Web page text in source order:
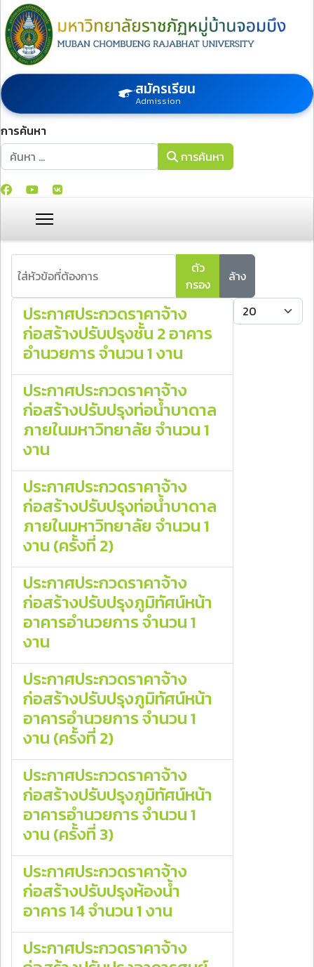
สมัครเรียน
Admission
การค้นหา
การค้นหา
การค้นหา
ตัว
กรอง
ล้าง
แสดง #
ประกาศประกวดราคาจ้าง
ก่อสร้างปรับปรุงชั้น 2 อาคาร
อำนวยการ จํานวน 1 งาน
ประกาศประกวดราคาจ้าง
ก่อสร้างปรับปรุงท่อน้ำบาดาล
ภายในมหาวิทยาลัย จํานวน 1
งาน
ประกาศประกวดราคาจ้าง
ก่อสร้างปรับปรุงท่อน้ําบาดาล
ภายในมหาวิทยาลัย จํานวน 1
งาน (ครั้งที่ 2)
ประกาศประกวดราคาจ้าง
ก่อสร้างปรับปรุงภูมิทัศน์หน้า
อาคารอำนวยการ จํานวน 1
งาน
ประกาศประกวดราคาจ้าง
ก่อสร้างปรับปรุงภูมิทัศน์หน้า
อาคารอำนวยการ จํานวน 1
งาน (ครั้งที่ 2)
ประกาศประกวดราคาจ้าง
ก่อสร้างปรับปรุงภูมิทัศน์หน้า
อาคารอำนวยการ จํานวน 1
งาน (ครั้งที่ 3)
ประกาศประกวดราคาจ้าง
ก่อสร้างปรับปรุงห้องน้ำ
อาคาร 14 จํานวน 1 งาน
ประกาศประกวดราคาจ้าง